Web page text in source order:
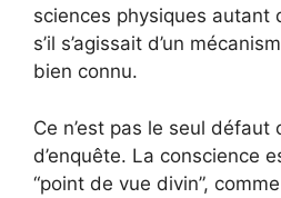
sciences physiques autant
s’il s’agissait d’un
bien connu.
Ce n’est pas le seul défaut
d’enquête. La conscience
“point de vue divin”,